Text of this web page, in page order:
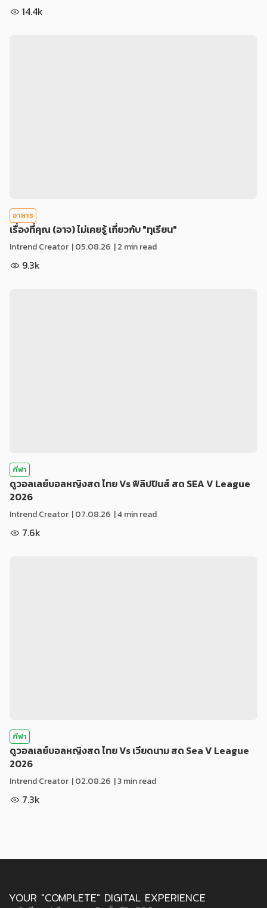
14.4k
อาหาร
เรื่องที่คุณ (อาจ) ไม่เคยรู้ เกี่ยวกับ "ทุเรียน"
Intrend Creator |05.08.26 | 2 min read
9.3k
กีฬา
ดูวอลเลย์บอลหญิงสด ไทย Vs ฟิลิปปินส์ สด SEA V League
2026
Intrend Creator |07.08.26 | 4 min read
7.6k
กีฬา
ดูวอลเลย์บอลหญิงสด ไทย Vs เวียดนาม สด Sea V League
2026
Intrend Creator |02.08.26 | 3 min read
7.3k
YOUR "COMPLETE" DIGITAL EXPERIENCE